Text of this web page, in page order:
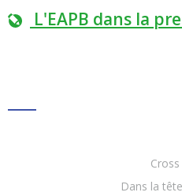
L'EAPB dans la
Cross
Dans la